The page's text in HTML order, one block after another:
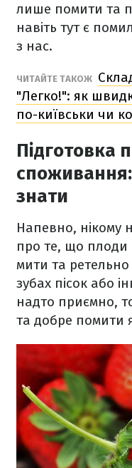
лише помити та
навіть тут є
з нас.
ЧИТАЙТЕ ТАКОЖ
"Легко!": як
по-київськи чи
Підготовка
знати
Напевно, нікому
про те, що плоди
мити та
зубах пісок або
надто приємно,
та добре помити